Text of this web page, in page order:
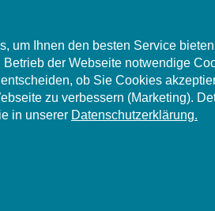
um Ihnen den besten Service
Betrieb der Webseite notwendige
ob Sie Cookies
zu verbessern (Marketing).
in unserer Datenschutzerklärung.
lesen →
- Gesundheitsdienste